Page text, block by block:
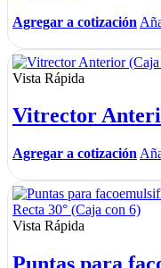
Agregar a cotización
Vista Rápida
Vitrector
Agregar a cotización
Vista Rápida